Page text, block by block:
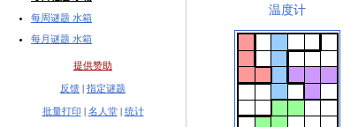
每周谜题 水箱
每月谜题 水箱
提供赞助
反馈 | 指定谜题
批量打印 | 名人堂| 统计
温度计